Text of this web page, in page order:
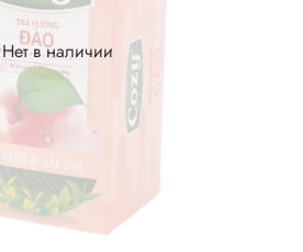
Нет в наличии